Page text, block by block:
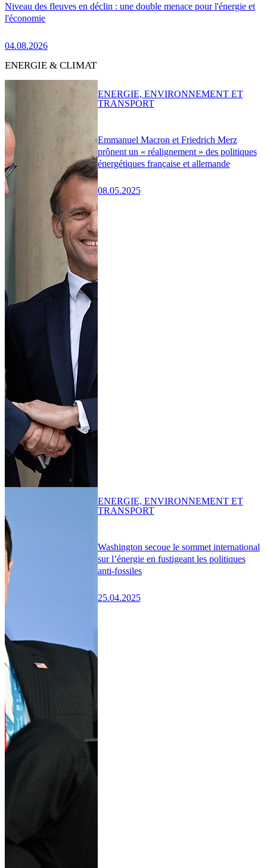
Niveau des fleuves en déclin : une double menace pour l'énergie et
l'économie
04.08.2026
ENERGIE & CLIMAT
Emmanuel Macron et Friedrich Merz
prônent un « réalignement » des politiques
énergétiques française et allemande
08.05.2025
ENERGIE, ENVIRONNEMENT ET
TRANSPORT
Washington secoue le sommet international
sur l’énergie en fustigeant les politiques
anti-fossiles
25.04.2025
ENERGIE, ENVIRONNEMENT ET
TRANSPORT